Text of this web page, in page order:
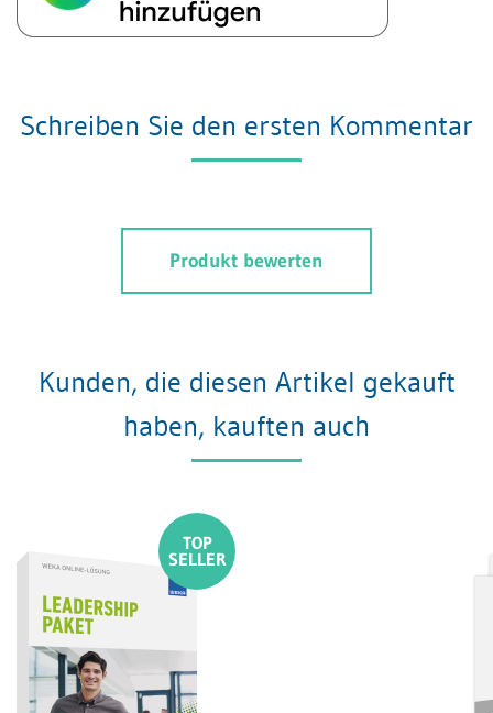
Schreiben Sie den ersten Kommentar
Produkt bewerten
Kunden, die diesen Artikel gekauft
haben, kauften auch